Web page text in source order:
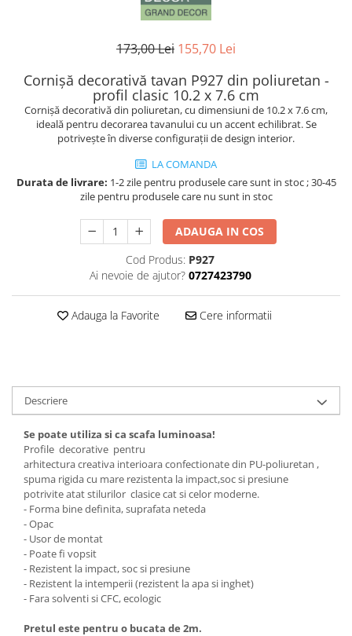
Profile decorative din polimer rigid
Brauri decorative din polimer rigid
si coltare
Cornise decorative din polimer
Plinte decorative din polimer rigid
Rozete decorative
173,00 Lei 155,70 Lei
Cornișă decorativă tavan P927 din poliuretan -
profil clasic 10.2 x 7.6 cm
Cornișă decorativă din poliuretan, cu dimensiuni de 10.2 x 7.6 cm,
ideală pentru decorarea tavanului cu un accent echilibrat. Se
potrivește în diverse configurații de design interior.
LA COMANDA
Durata de livrare: 1-2 zile pentru produsele care sunt in stoc ; 30-45
zile pentru produsele care nu sunt in stoc
ADAUGA IN COS
Cod Produs: P927
Ai nevoie de ajutor? 0727423790
Adauga la Favorite Cere informatii
Descriere
Se poate utiliza si ca scafa luminoasa!
Profile decorative pentru
arhitectura creativa interioara confectionate din PU-poliuretan ,
spuma rigida cu mare rezistenta la impact,soc si presiune
potrivite atat stilurilor clasice cat si celor moderne.
- Forma bine definita, suprafata neteda
- Opac
- Usor de montat
- Poate fi vopsit
- Rezistent la impact, soc si presiune
- Rezistent la intemperii (rezistent la apa si inghet)
- Fara solventi si CFC, ecologic
Pretul este pentru o bucata de 2m.